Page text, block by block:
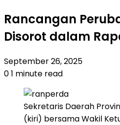
Rancangan
Disorot dalam
September 26, 2025
01 minute read
Sekretaris Daerah
(kiri) bersama Wakil